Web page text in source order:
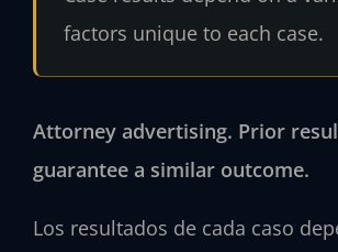
factors unique to each case.
Attorney advertising. Prior
guarantee a similar outcome.
Los resultados de cada caso